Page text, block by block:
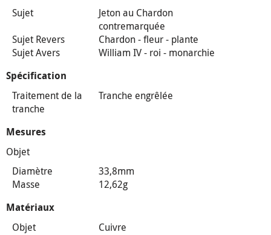
Sujet
Jeton au Chardon
contremarquée
Sujet Revers
Chardon - fleur - plante
Sujet Avers
William IV - roi - monarchie
Spécification
Traitement de la
tranche
Tranche engrêlée
Mesures
Objet
Diamètre
33,8mm
Masse
12,62g
Matériaux
Objet Cuivre